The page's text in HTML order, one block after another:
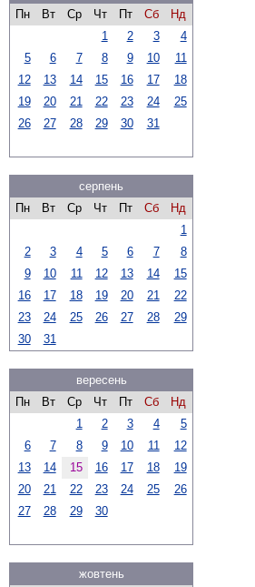
Пн
Вт Ср Чт Пт Сб
Нд
1
2 3
4
5
6 7 8 9 10
11
12
13 14 15 16 17
18
19
20 21 22 23 24
25
26
27 28 29 30 31
серпень
Пн
Вт Ср Чт Пт Сб
Нд
1
2
3 4 5 6 7
8
9
10 11 12 13 14
15
16
17 18 19 20 21
22
23
24 25 26 27 28
29
30
31
вересень
Пн
Вт Ср Чт Пт Сб
Нд
1
2 3 4
5
6
7 8 9 10 11
12
13
14 15 16 17 18
19
20
21 22 23 24 25
26
27
28 29 30
жовтень